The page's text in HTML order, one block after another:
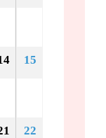
15
22